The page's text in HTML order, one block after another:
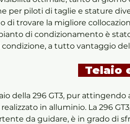
per piloti di taglie e stature
di trovare la migliore
di condizionamento è
a tutto vantaggio
della 296 GT3, pur
in alluminio. La 296
da guidare, è in grado di